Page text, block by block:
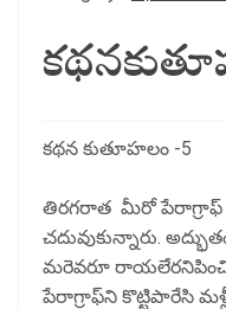
కథన కుతూహలం -5
–
తిరగరాత మీరో పేరాగ్రాఫ్
చదువుకున్నారు.
మరెవరూ
పేరాగ్రాఫ్‌ని కొట్టిపారేసి